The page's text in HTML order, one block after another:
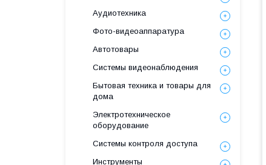
Аудиотехника
Фото-видеоаппаратура
Автотовары
Системы видеонаблюдения
Бытовая техника и товары для
дома
Электротехническое
оборудование
Системы контроля доступа
Инструменты